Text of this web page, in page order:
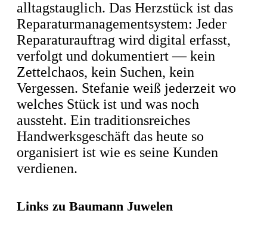
alltagstauglich. Das Herzstück ist das
Reparaturmanagementsystem: Jeder
Reparaturauftrag wird digital erfasst,
verfolgt und dokumentiert — kein
Zettelchaos, kein Suchen, kein
Vergessen. Stefanie weiß jederzeit wo
welches Stück ist und was noch
aussteht. Ein traditionsreiches
Handwerksgeschäft das heute so
organisiert ist wie es seine Kunden
verdienen.
Links zu Baumann Juwelen